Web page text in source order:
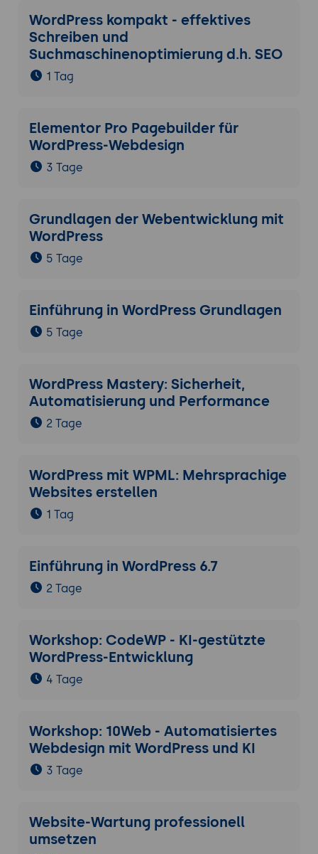
WordPress kompakt - effektives
Schreiben und
Suchmaschinenoptimierung d.h. SEO
1 Tag
Elementor Pro Pagebuilder für
WordPress-Webdesign
3 Tage
Grundlagen der Webentwicklung mit
WordPress
5 Tage
Einführung in WordPress Grundlagen
5 Tage
WordPress Mastery: Sicherheit,
Automatisierung und Performance
2 Tage
WordPress mit WPML: Mehrsprachige
Websites erstellen
1 Tag
Einführung in WordPress 6.7
2 Tage
Workshop: CodeWP - KI-gestützte
WordPress-Entwicklung
4 Tage
Workshop: 10Web - Automatisiertes
Webdesign mit WordPress und KI
3 Tage
Website-Wartung professionell
umsetzen